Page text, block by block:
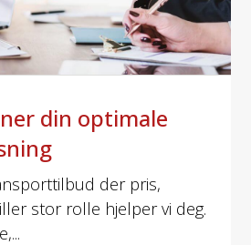
din optimale
der pris,
stor rolle hjelper vi deg.